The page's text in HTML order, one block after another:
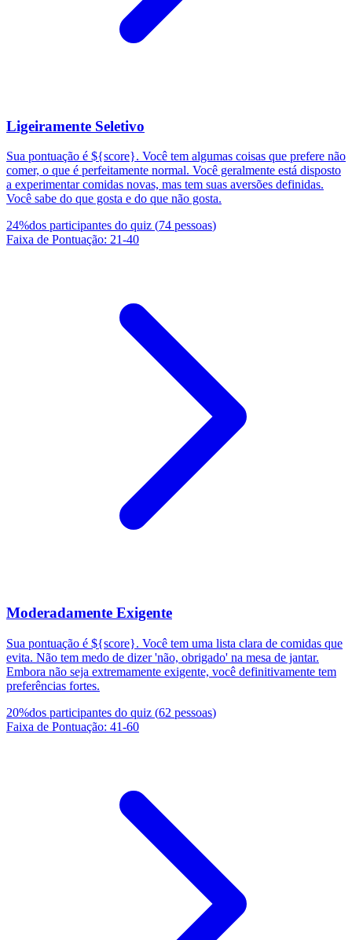
Ligeiramente Seletivo
Sua pontuação é ${score}. Você tem algumas coisas que prefere não
comer, o que é perfeitamente normal. Você geralmente está disposto
a experimentar comidas novas, mas tem suas aversões definidas.
Você sabe do que gosta e do que não gosta.
24%dos participantes do quiz (74 pessoas)
Faixa de Pontuação: 21-40
Moderadamente Exigente
Sua pontuação é ${score}. Você tem uma lista clara de comidas que
evita. Não tem medo de dizer 'não, obrigado' na mesa de jantar.
Embora não seja extremamente exigente, você definitivamente tem
preferências fortes.
20%dos participantes do quiz (62 pessoas)
Faixa de Pontuação: 41-60